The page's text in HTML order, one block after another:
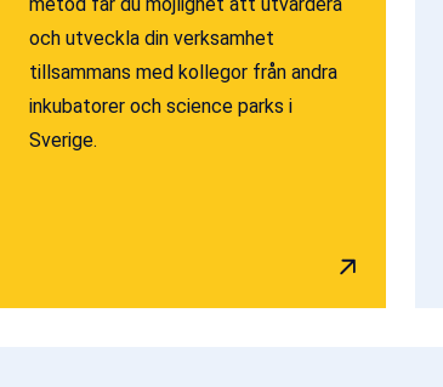
och utveckla din verksamhet
tillsammans med kollegor från andra
inkubatorer och science parks i
Sverige.